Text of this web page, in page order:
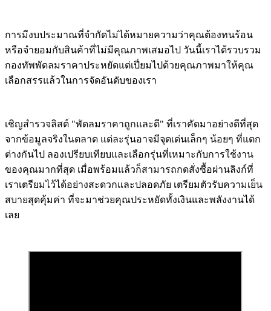
การมีงบประมาณที่จำกัดไม่ได้หมายความว่าคุณต้องทนร้อน
หรือจำยอมกับสินค้าที่ไม่มีคุณภาพเสมอไป วันนี้เราได้รวบรวม
กองทัพพัดลมราคาประหยัดแต่เปี่ยมไปด้วยคุณภาพมาให้คุณ
เลือกสรรแล้วในการจัดอันดับของเรา
เชิญสำรวจลิสต์ "พัดลมราคาถูกและดี" ที่เราคัดมาอย่างดีที่สุด
จากข้อมูลจริงในตลาด แต่ละรุ่นอาจมีจุดเด่นเล็กๆ น้อยๆ ที่แตก
ต่างกันไป ลองเปรียบเทียบและเลือกรุ่นที่เหมาะกับการใช้งาน
ของคุณมากที่สุด เมื่อพร้อมแล้วก็สามารถกดสั่งซื้อผ่านลิงก์ที่
เราเตรียมไว้ได้อย่างสะดวกและปลอดภัย เตรียมตัวรับความเย็น
สบายสุดคุ้มค่า ที่จะมาช่วยคุณประหยัดทั้งเงินและพลังงานได้
เลย